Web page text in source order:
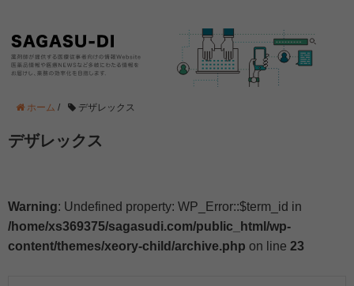
ホーム / デザレックス
デザレックス
Warning: Undefined property: WP_Error::$term_id in
/home/xs369375/sagasudi.com/public_html/wp-
content/themes/xeory-child/archive.php on line 23